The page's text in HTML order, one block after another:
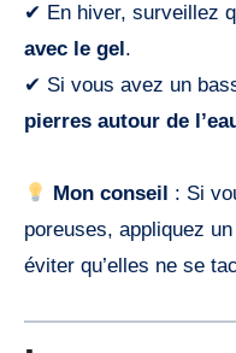
✔ En hiver, surveillez
avec le gel .
✔ Si vous avez un
pierres autour de
Mon conseil
: Si
poreuses, appliquez un
éviter qu’elles ne se